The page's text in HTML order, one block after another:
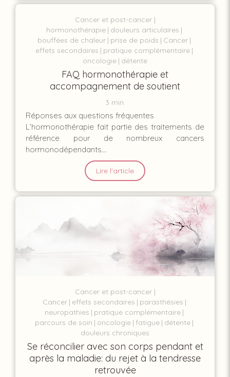
Cancer et post-cancer
hormonothérapie douleurs articulaires
bouffées de chaleur prise de poids
Cancer
effets secondaires
pratique complémentaire
oncologie détente
FAQ hormonothérapie et
accompagnement de soutient
3 min.
Réponses aux questions fréquentes
L’hormonothérapie fait partie des traitements de
référence pour de nombreux cancers
hormonodépendants...
Lire l'article
Cancer et post-cancer
Cancer effets secondaires
parasthésies
neuropathies
pratique complémentaire
parcours de soin
oncologie fatigue détente
douleurs chroniques
Se réconcilier avec son corps pendant et
après la maladie: du rejet à la tendresse
retrouvée